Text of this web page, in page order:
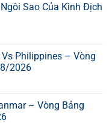
Sao Của Kình Địch
Philippines – Vòng
2026
– Vòng Bảng